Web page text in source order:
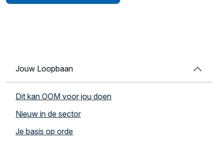
Jouw Loopbaan
Dit kan OOM voor jou doen
Nieuw in de sector
Je basis op orde